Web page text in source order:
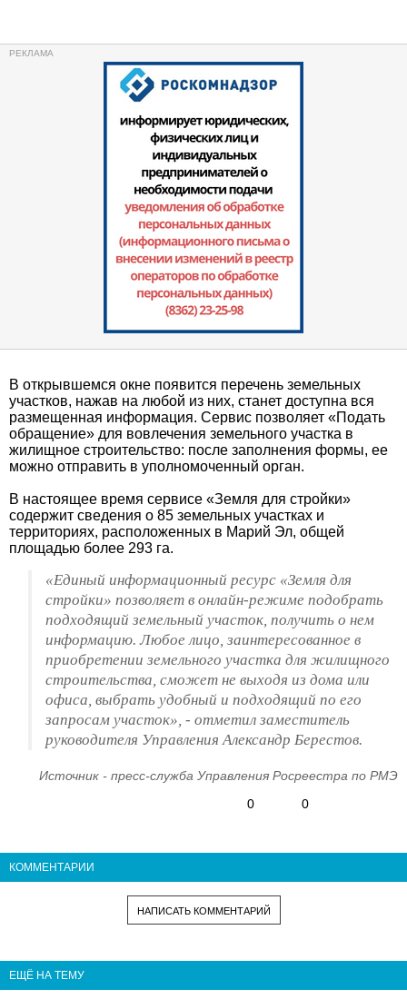
В открывшемся окне появится перечень земельных
участков, нажав на любой из них, станет доступна вся
размещенная информация. Сервис позволяет «Подать
обращение» для вовлечения земельного участка в
жилищное строительство: после заполнения формы, ее
можно отправить в уполномоченный орган.
В настоящее время сервисе «Земля для стройки»
содержит сведения о 85 земельных участках и
территориях, расположенных в Марий Эл, общей
площадью более 293 га.
«Единый информационный ресурс «Земля для
стройки» позволяет в онлайн-режиме подобрать
подходящий земельный участок, получить о нем
информацию. Любое лицо, заинтересованное в
приобретении земельного участка для жилищного
строительства, сможет не выходя из дома или
офиса, выбрать удобный и подходящий по его
запросам участок», - отметил заместитель
руководителя Управления Александр Берестов.
Источник - пресс-служба Управления Росреестра по РМЭ
0
0
КОММЕНТАРИИ
НАПИСАТЬ КОММЕНТАРИЙ
ЕЩЁ НА ТЕМУ